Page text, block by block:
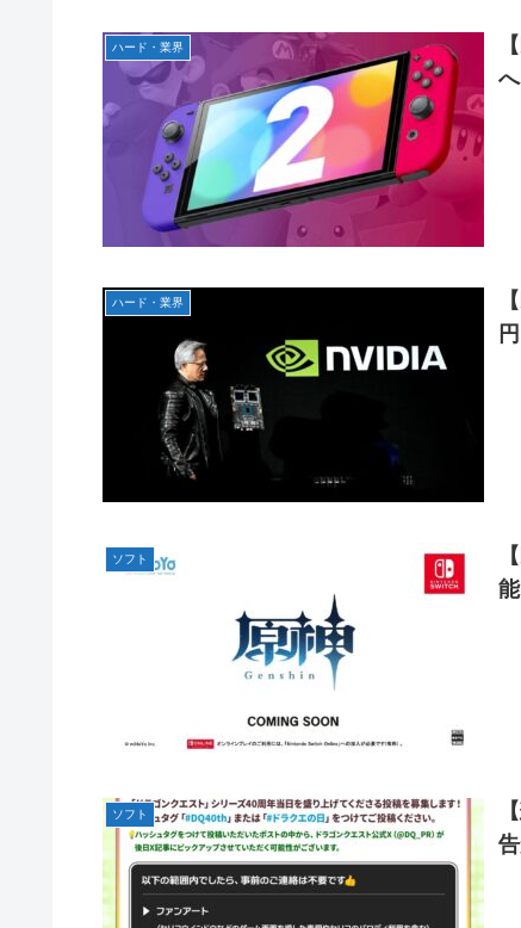
海外「全部日本の真似だったのか…」 日本の普通のテ
【ウマ娘】ジェンティル「そろそろ狩るわ...♥」
【エ●漫画】乱交物のエ●漫画←これｗｗｗ
【競馬】あの武ルメ痛バッグのファンさん、二人とツー
【学マス】AIライザに対抗して学マスもAIアイドルを出そ
昭和戦隊のロボデザイン、配信で追って見ると…
タトゥー彫り師さん「刺青入れてる奴は全員バカです」
【悲報】「美人すぎる県警本部長」失職ｗｗｗｗｗｗｗ
本屋に現れた異臭＆浮浪者風の男、ペタンコのボスト
と本気で困惑ｗｗｗ
【動画】これはお見事。中国重慶市で珍しい事故が撮影さ
【画像】 キャミイの18万円の最新フィギュア、ガチで作
やる夫のダンジョン運営記183-雑談所ネタ118 懺悔小
【にじさんじ】委員長、Claude Codeまで手出してるん
やる夫「催眠アプリを手に入れたんだけど……これ必要
モバＰ「アイドルにセクハラをします」
おでこ封印！中村アン、“前髪あり”の新ヘアスタイルに
BYDの軽EV「ラッコ」受注が700台超 7月販売は125台
【種運命】ネオが結局よく分からないまま新しい映画が
乃木坂ど新規の5期オタさんってもしかして、賀喜遥香
【悲報】『メイドインアビス』主題歌にVTuber起用→
【試合実況】西武２軍スタメン 先発:杉山遙希（2026.8.9
芸能人 「車の任意保険は強制にしろ、保険にも入れな
【J2第1節 鳥栖×甲府】鳥栖が好相性の甲府に2-0快勝で
ハード・業界
ハード・業界
ソフト
ソフト